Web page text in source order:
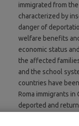
immigrated from
characterized by
danger of
welfare benefits
economic status
the affected
and the school
countries have
Roma immigrants
deported and